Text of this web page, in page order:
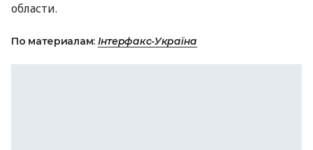
области.
По материалам: Інтерфакс-Україна